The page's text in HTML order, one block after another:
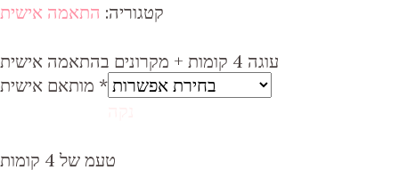
קטגוריה: התאמה אישית
עוגה 4 קומות + מקרונים בהתאמה אישית
*
טעמ של 4 קומות